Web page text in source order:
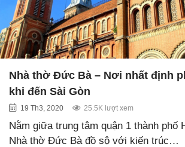
Nhà thờ Đức Bà – Nơi nhất định
khi đến Sài Gòn
19 Th3, 2020 25.5K lượt xem
Nằm giữa trung tâm quận 1 thành phố
Nhà thờ Đức Bà đồ sộ với kiến trúc…